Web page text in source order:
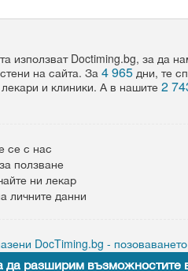
използват Doctiming.bg, за да
на сайта. За 4 965дни, те
и клиники. А в нашите 2
се с нас
ползване
ни лекар
личните данни
DocTiming.bg -
да разширим възможностите